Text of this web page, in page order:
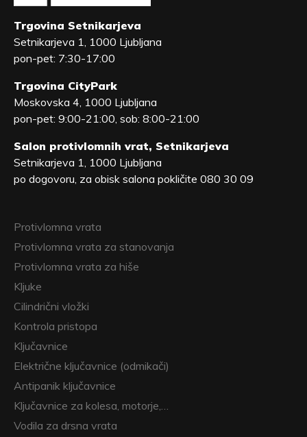
Trgovina Setnikarjeva
Setnikarjeva 1, 1000 Ljubljana
pon-pet: 7:30-17:00
Trgovina CityPark
Moskovska 4, 1000 Ljubljana
pon-pet: 9:00-21:00, sob: 8:00-21:00
Salon protivlomnih vrat, Setnikarjeva
Setnikarjeva 1, 1000 Ljubljana
po dogovoru, za obisk salona pokličite 080 30 09
Protivlomna vrata
Protivlomna vrata za stanovanja
Protivlomna vrata za hiše
Kljuke
Cilindrični vložki
Kontrola pristopa
Ključavnice
Električne ključavnice (odmikači)
Antipanik ključavnice
Ključavnice za kolesa, motorje,…
Vodila za drsna vrata